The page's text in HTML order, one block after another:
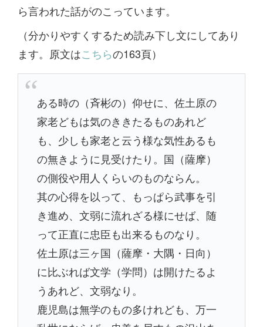
ら言われた話がのこっています。
（分かりやすくするため読み下し文にしてあり
ます。原文はこちらの163頁）
ある時の（斉彬の）仰せに、佐土原の
家老どもは気のききたるものあれど
も、少しも家老と云う様な気性あるも
の無きように見受けたり。国（薩摩）
の側役や用人くらいのものならん。
其の心得を以って、もっぱら武事を引
き進め、文弱に流れざる様にせば、随
って正直に忠臣も出来るものなり。
佐土原は三ヶ国（薩摩・大隅・日向）
に比ぶれば文学（学問）は開けたるよ
うあれど、文弱なり。
鹿児島は無学のもの多けれども、万一